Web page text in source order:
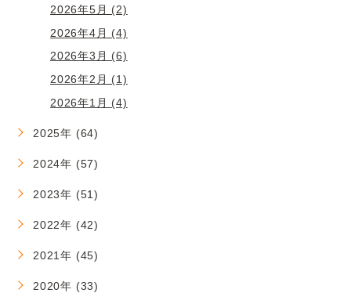
2026年5月 (2)
2026年4月 (4)
2026年3月 (6)
2026年2月 (1)
2026年1月 (4)
2025年 (64)
2024年 (57)
2023年 (51)
2022年 (42)
2021年 (45)
2020年 (33)